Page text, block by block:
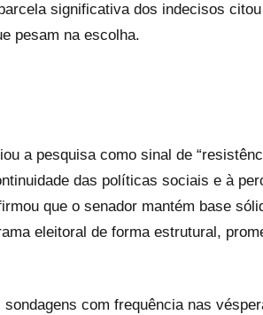
significativa dos indecisos
pesam na escolha.
a pesquisa como sinal de
das políticas sociais e à
que o senador mantém base
eleitoral de forma estrutural,
com frequência nas